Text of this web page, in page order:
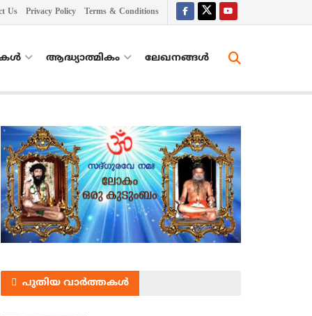
Us Privacy Policy Terms & Conditions
ആദ്ധ്യാത്മികം ലേഖനങ്ങള്‍
പുതിയ വാർത്തകൾ